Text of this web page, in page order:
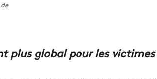
plus global pour les